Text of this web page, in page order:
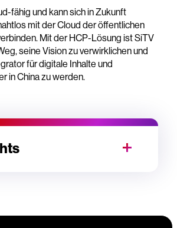
fähig und kann sich in Zukunft
mit der Cloud der öffentlichen
Mit der HCP-Lösung ist SiTV
seine Vision zu verwirklichen und
für digitale Inhalte und
in China zu werden.